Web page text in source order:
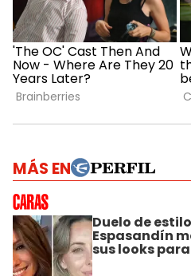
MÁS EN
Duelo de
Espasandín
sus looks